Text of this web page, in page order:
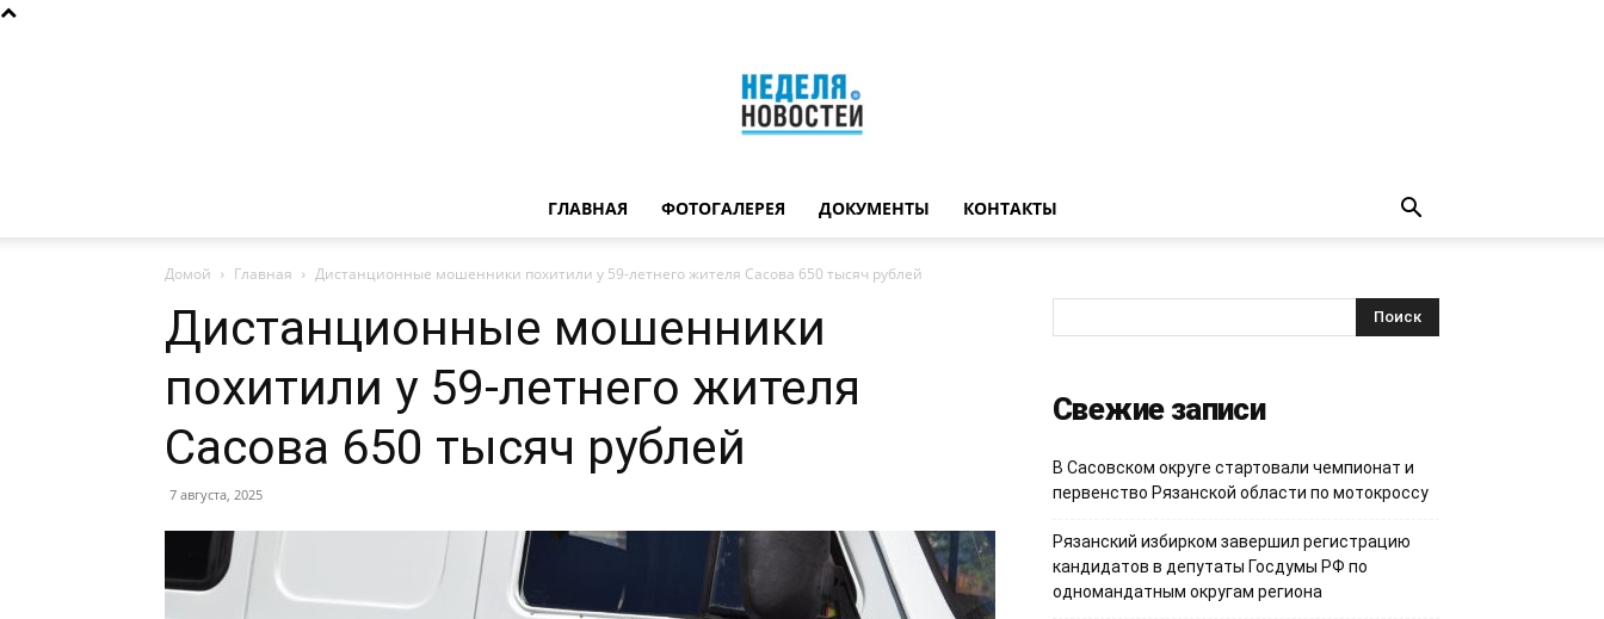
новостей
ГЛАВНАЯ ФОТОГАЛЕРЕЯ ДОКУМЕНТЫ КОНТАКТЫ
Домой Главная Дистанционные мошенники похитили у 59-летнего жителя Сасова 650 тысяч рублей
Дистанционные мошенники
похитили у 59-летнего жителя
Сасова 650 тысяч рублей
7 августа, 2025
Свежие записи
В Сасовском округе стартовали чемпионат и
первенство Рязанской области по мотокроссу
Рязанский избирком завершил регистрацию
кандидатов в депутаты Госдумы РФ по
одномандатным округам региона